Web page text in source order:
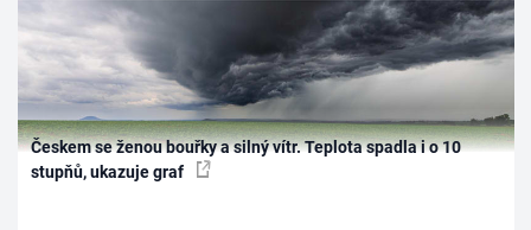
Českem se ženou bouřky a silný vítr. Teplota spadla i o 10
stupňů, ukazuje graf